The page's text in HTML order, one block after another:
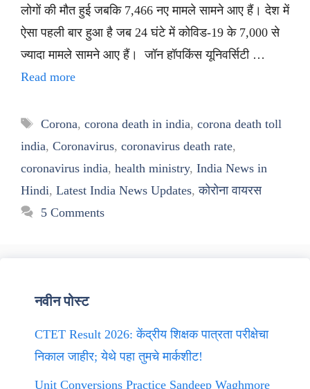
लोगों की मौत हुई जबकि 7,466 नए मामले सामने आए हैं। देश में
ऐसा पहली बार हुआ है जब 24 घंटे में कोविड-19 के 7,000 से
ज्यादा मामले सामने आए हैं। जॉन हॉपकिंस यूनिवर्सिटी …
Read more
Tags
Corona, corona death in india, corona death toll
india, Coronavirus, coronavirus death rate,
coronavirus india, health ministry, India News in
Hindi, Latest India News Updates,कोरोना वायरस
5 Comments
नवीन पोस्ट
CTET Result 2026: केंद्रीय शिक्षक पात्रता परीक्षेचा
निकाल जाहीर; येथे पहा तुमचे मार्कशीट!
Unit Conversions Practice Sandeep Waghmore